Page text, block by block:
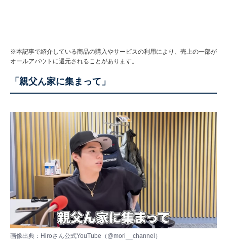
※本記事で紹介している商品の購入やサービスの利用により、売上の一部が
オールアバウトに還元されることがあります。
「親父ん家に集まって」
画像出典：Hiroさん公式YouTube（ @mori__channel ）